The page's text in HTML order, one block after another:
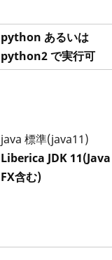
python あるいは
python2 で実行可
java 標準(java11)
Liberica JDK 11(Java
FX含む)